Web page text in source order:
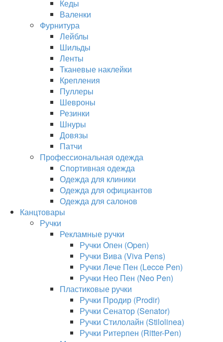
Кеды
Валенки
Фурнитура
Лейблы
Шильды
Ленты
Тканевые наклейки
Крепления
Пуллеры
Шевроны
Резинки
Шнуры
Довязы
Патчи
Профессиональная одежда
Спортивная одежда
Одежда для клиники
Одежда для официантов
Одежда для салонов
Канцтовары
Ручки
Рекламные ручки
Ручки Опен (Open)
Ручки Вива (Viva Pens)
Ручки Лече Пен (Lecce Pen)
Ручки Нео Пен (Neo Pen)
Пластиковые ручки
Ручки Продир (Prodir)
Ручки Сенатор (Senator)
Ручки Стилолайн (Stilolinea)
Ручки Ритерпен (Ritter-Pen)